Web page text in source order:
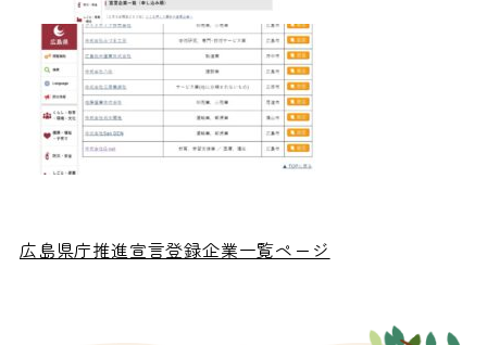
広島県庁推進宣言登録企業一覧ページ